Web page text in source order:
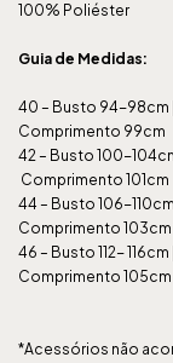
100% Poliéster
Guia de Medidas:
40 – Busto 94-98cm
Comprimento 99cm
42 – Busto 100-
Comprimento 101cm
44 – Busto 106-
Comprimento 103cm
46 – Busto 112-
Comprimento 105cm
*Acessórios não